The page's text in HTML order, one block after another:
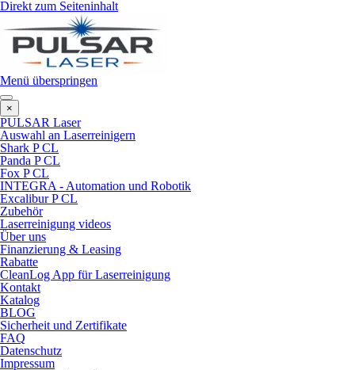
Direkt zum Seiteninhalt
Menü überspringen
×
PULSAR Laser
Auswahl an Laserreinigern
Shark P CL
Panda P CL
Fox P CL
INTEGRA - Automation und Robotik
Excalibur P CL
Zubehör
Laserreinigung videos
Über uns
Finanzierung & Leasing
Rabatte
CleanLog App für Laserreinigung
Kontakt
Katalog
BLOG
Sicherheit und Zertifikate
FAQ
Datenschutz
Impressum